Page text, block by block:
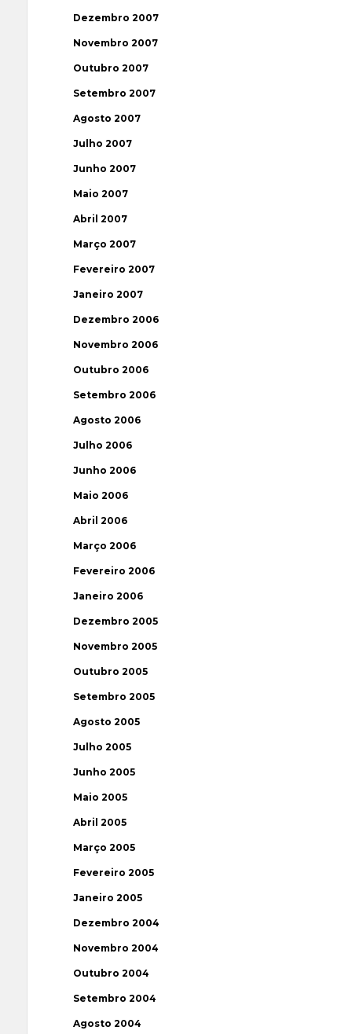
Dezembro 2007
Novembro 2007
Outubro 2007
Setembro 2007
Agosto 2007
Julho 2007
Junho 2007
Maio 2007
Abril 2007
Março 2007
Fevereiro 2007
Janeiro 2007
Dezembro 2006
Novembro 2006
Outubro 2006
Setembro 2006
Agosto 2006
Julho 2006
Junho 2006
Maio 2006
Abril 2006
Março 2006
Fevereiro 2006
Janeiro 2006
Dezembro 2005
Novembro 2005
Outubro 2005
Setembro 2005
Agosto 2005
Julho 2005
Junho 2005
Maio 2005
Abril 2005
Março 2005
Fevereiro 2005
Janeiro 2005
Dezembro 2004
Novembro 2004
Outubro 2004
Setembro 2004
Agosto 2004